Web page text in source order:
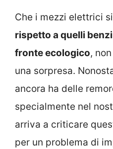
Che i mezzi elettrici
rispetto a quelli
fronte ecologico,
una sorpresa.
ancora ha delle
specialmente nel
arriva a criticare
per un problema di